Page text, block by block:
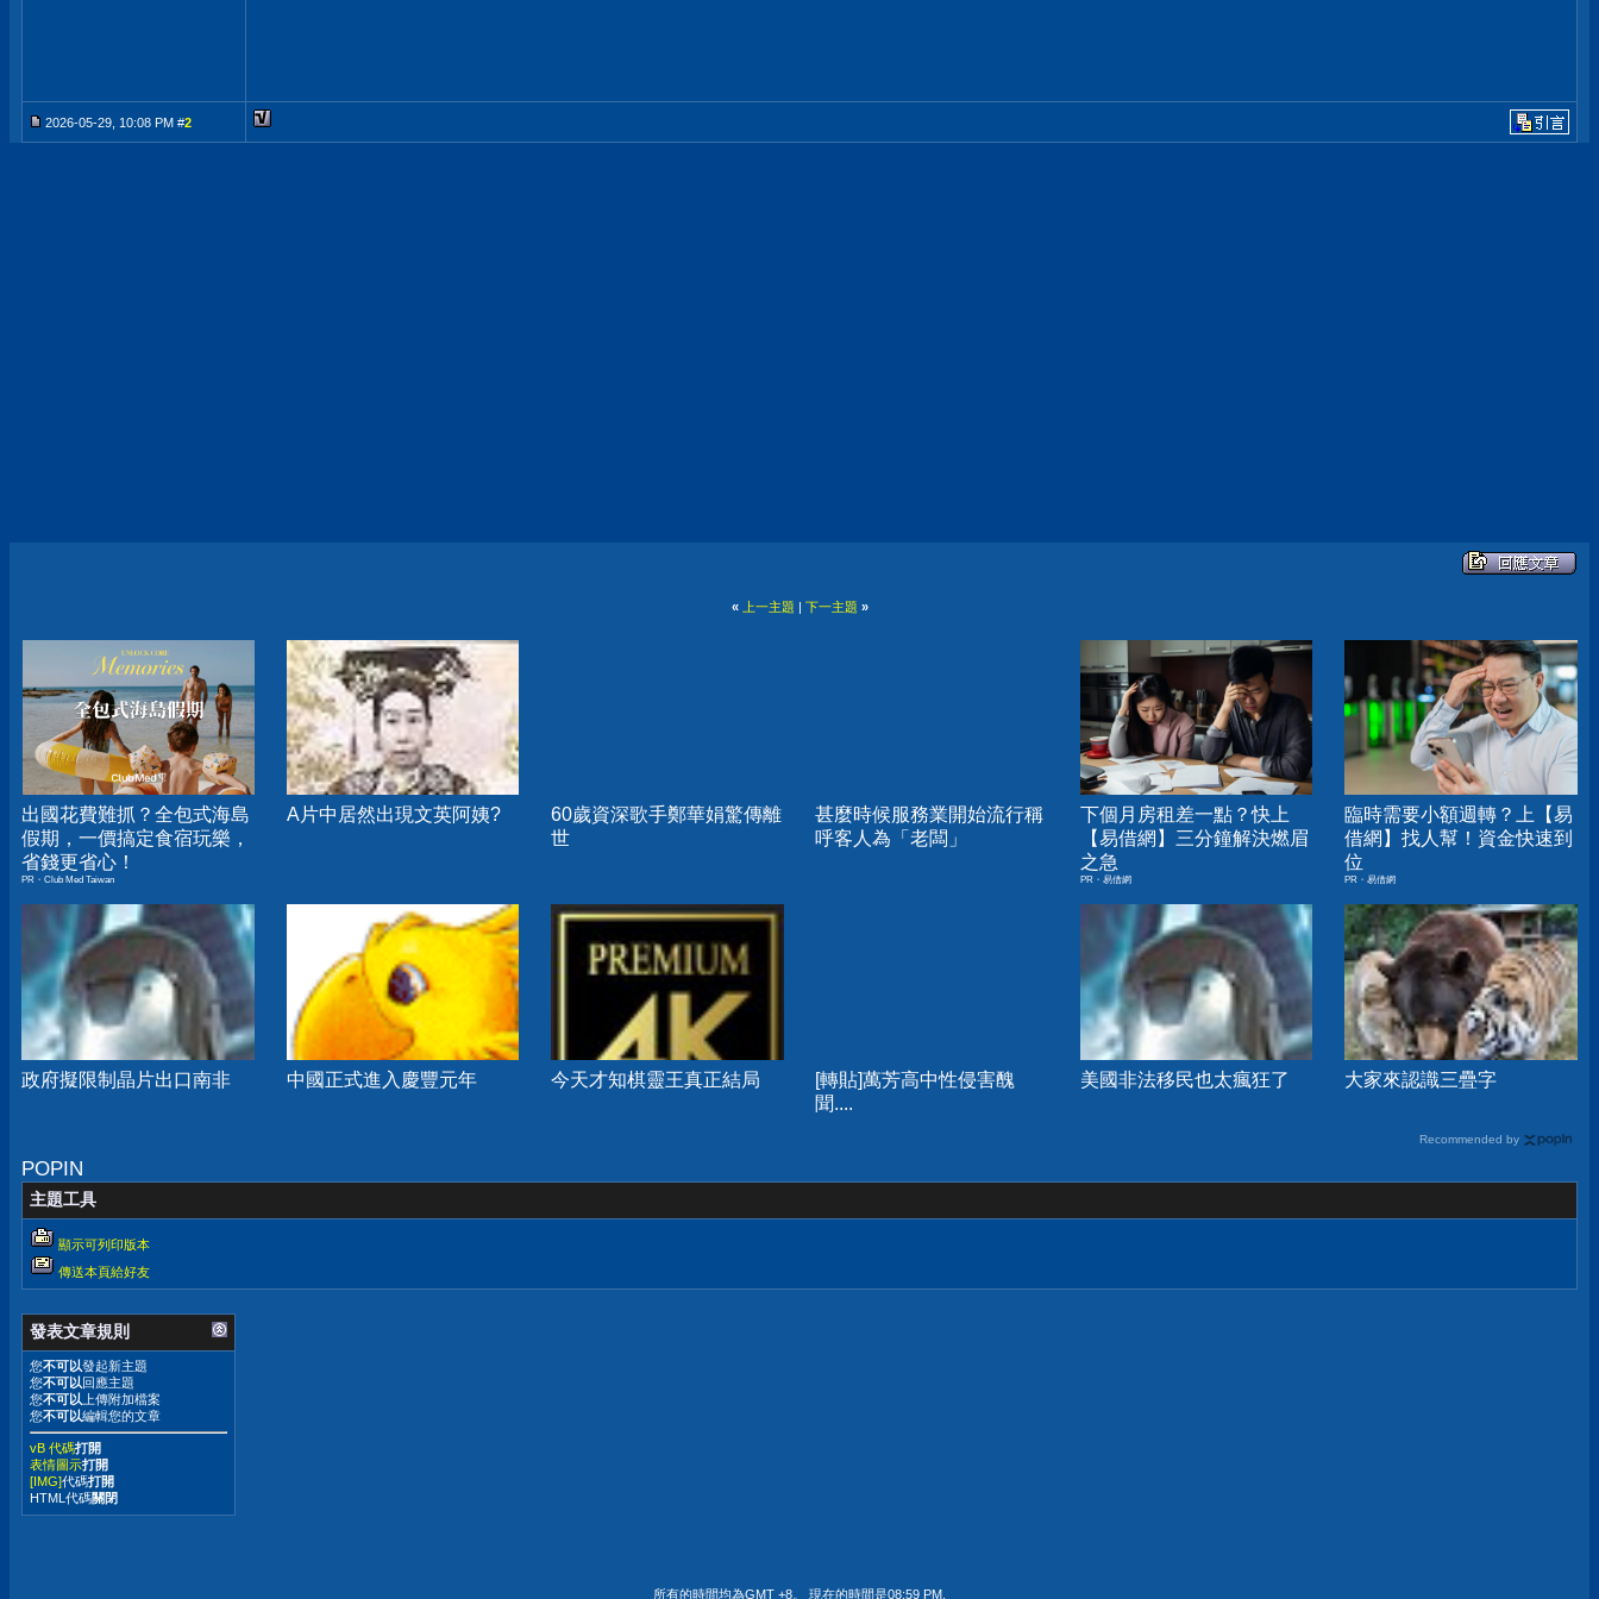
2026-05-29, 10:08 PM #2
« 上一主題 | 下一主題 »
出國花費難抓？全包式海島
假期，一價搞定食宿玩樂，
省錢更省心！
PR・Club Med Taiwan
A片中居然出現文英阿姨?
60歲資深歌手鄭華娟驚傳離
世
甚麼時候服務業開始流行稱
呼客人為「老闆」
下個月房租差一點？快上
【易借網】三分鐘解決燃眉
之急
PR・易借網
臨時需要小額週轉？上【易
借網】找人幫！資金快速到
位
PR・易借網
政府擬限制晶片出口南非 中國正式進入慶豐元年 今天才知棋靈王真正結局
[轉貼]萬芳高中性侵害醜
聞....
美國非法移民也太瘋狂了 大家來認識三疊字
Recommended by
POPIN
主題工具
顯示可列印版本
傳送本頁給好友
發表文章規則
您不可以發起新主題
您不可以回應主題
您不可以 上傳附加檔案
您不可以編輯您的文章
vB 代碼打開
表情圖示打開
[IMG]代碼打開
HTML代碼關閉
所有的時間均為GMT +8。 現在的時間是08:59 PM